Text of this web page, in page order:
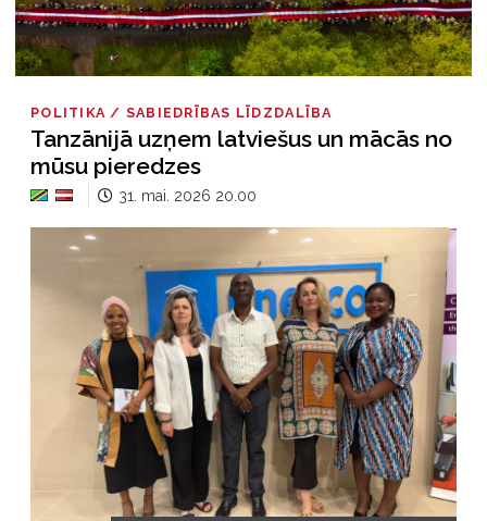
POLITIKA / SABIEDRĪBAS LĪDZDALĪBA
Tanzānijā uzņem latviešus un mācās no
mūsu pieredzes
31. mai. 2026 20.00